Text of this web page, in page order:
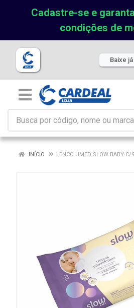
Cadastre-se e
condições de
Baixe
INÍCIO LENCO UMED SLOW BABY C/